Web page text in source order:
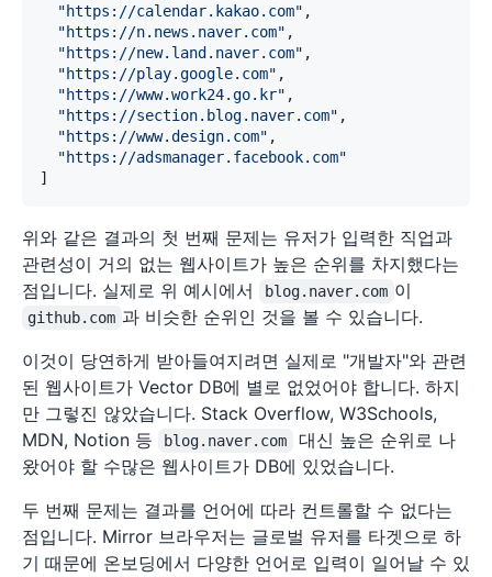
"https://calendar.kakao.com" ,
"https://n.news.naver.com" ,
"https://new.land.naver.com" ,
"https://play.google.com" ,
"https://www.work24.go.kr" ,
"https://section.blog.naver.com" ,
"https://www.design.com" ,
"https://adsmanager.facebook.com"
]
위와 같은 결과의 첫 번째 문제는 유저가 입력한 직업과
관련성이 거의 없는 웹사이트가 높은 순위를 차지했다는
점입니다. 실제로 위 예시에서
blog.naver.com 이
github.com 과 비슷한 순위인 것을 볼 수 있습니다.
이것이 당연하게 받아들여지려면 실제로 "개발자"와 관련
된 웹사이트가 Vector DB에 별로 없었어야 합니다. 하지
만 그렇진 않았습니다. Stack Overflow, W3Schools,
MDN, Notion 등
blog.naver.com
대신 높은 순위로 나
왔어야 할 수많은 웹사이트가 DB에 있었습니다.
두 번째 문제는 결과를 언어에 따라 컨트롤할 수 없다는
점입니다. Mirror 브라우저는 글로벌 유저를 타겟으로 하
기 때문에 온보딩에서 다양한 언어로 입력이 일어날 수 있